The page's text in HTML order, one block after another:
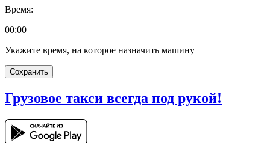
Время:
00:00
Укажите время, на которое назначить машину
Сохранить
Грузовое такси всегда под рукой!